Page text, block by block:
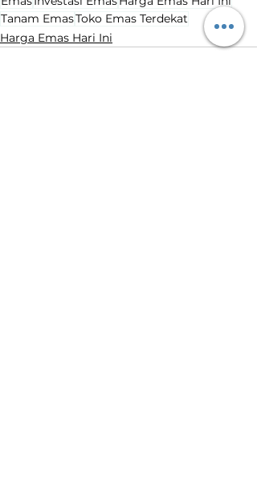
Tanam EmasToko Emas Terdekat
Harga Emas Hari Ini